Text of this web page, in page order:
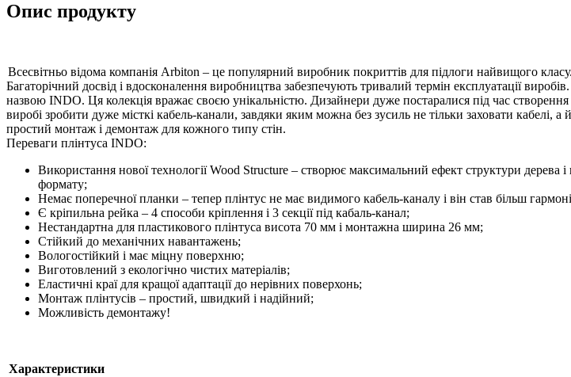
Опис продукту
Всесвітньо відома компанія Arbiton – це популярний виробник покриттів для підлоги найвищого
Багаторічний досвід і вдосконалення виробництва забезпечують тривалий термін експлуатації
назвою INDO. Ця колекція вражає своєю унікальністю. Дизайнери дуже постаралися під час
виробі зробити дуже місткі кабель-канали, завдяки яким можна без зусиль не тільки заховати
простий монтаж і демонтаж для кожного типу стін.
Переваги плінтуса INDO:
Використання нової технології Wood Structure – створює максимальний ефект структури дерева
формату;
Немає поперечної планки – тепер плінтус не має видимого кабель-каналу і він став більш
Є кріпильна рейка – 4 способи кріплення і 3 секції під кабаль-канал;
Нестандартна для пластикового плінтуса висота 70 мм і монтажна ширина 26 мм;
Стійкий до механічних навантажень;
Вологостійкий і має міцну поверхню;
Виготовлений з екологічно чистих матеріалів;
Еластичні краї для кращої адаптації до нерівних поверхонь;
Монтаж плінтусів – простий, швидкий і надійний;
Можливість демонтажу!
Характеристики